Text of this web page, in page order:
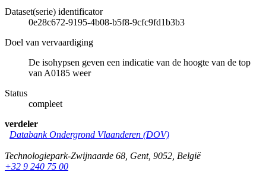
Dataset(serie) identificator
0e28c672-9195-4b08-b5f8-9cfc9fd1b3b3
Doel van vervaardiging
De isohypsen geven een indicatie van de hoogte van de top
van A0185 weer
Status
compleet
verdeler
Databank Ondergrond Vlaanderen (DOV)
Technologiepark-Zwijnaarde 68 Gent, 9052 België
+32 9 240 75 00